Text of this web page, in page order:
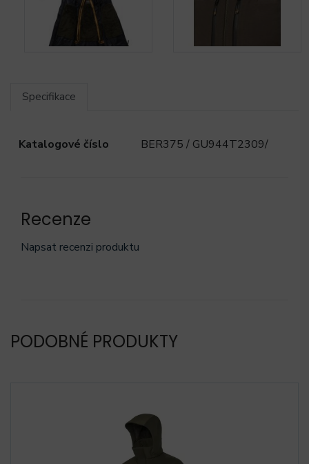
Specifikace
Katalogové číslo BER375 / GU944T2309/
Recenze
Napsat recenzi produktu
PODOBNÉ PRODUKTY